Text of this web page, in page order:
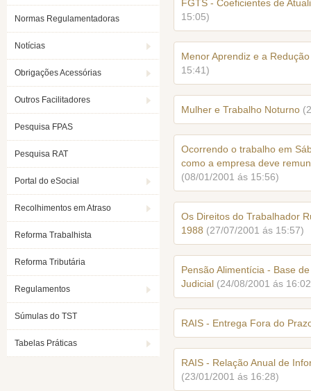
Normas Regulamentadoras
Notícias
Obrigações Acessórias
Outros Facilitadores
Pesquisa FPAS
Pesquisa RAT
Portal do eSocial
Recolhimentos em Atraso
Reforma Trabalhista
Reforma Tributária
Regulamentos
Súmulas do TST
Tabelas Práticas
FGTS - Coeficientes de
15:05)
Menor Aprendiz e a
15:41)
Mulher e Trabalho Noturno
Ocorrendo o trabalho em
como a empresa deve
(08/01/2001 ás 15:56)
Os Direitos do Trabalhador
1988 (27/07/2001 ás 15:57)
Pensão Alimentícia - Base
Judicial (24/08/2001 ás
RAIS - Entrega Fora do
RAIS - Relação Anual de
(23/01/2001 ás 16:28)